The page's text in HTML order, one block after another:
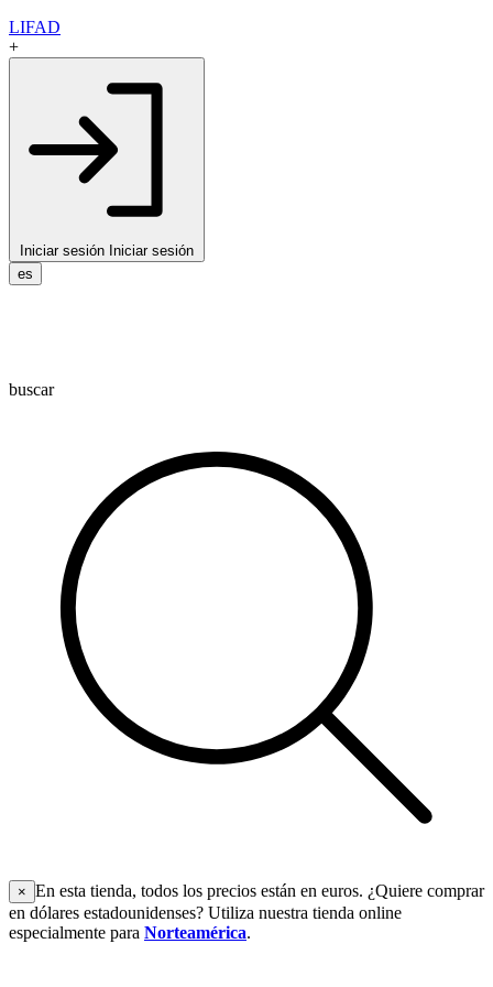
LIFAD
+
Iniciar sesión Iniciar sesión
es
buscar
× En esta tienda, todos los precios están en euros. ¿Quiere comprar
en dólares estadounidenses? Utiliza nuestra tienda online
especialmente para Norteamérica.